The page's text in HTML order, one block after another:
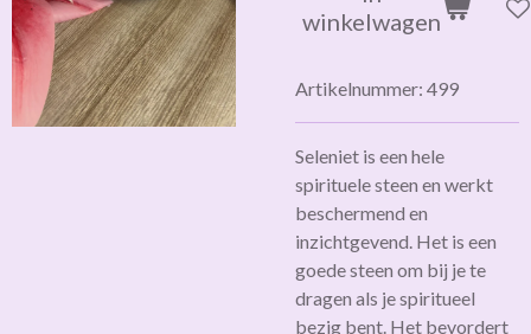
winkelwagen
Artikelnummer: 499
Seleniet is een hele
spirituele steen en werkt
beschermend en
inzichtgevend. Het is een
goede steen om bij je te
dragen als je spiritueel
bezig bent. Het bevordert